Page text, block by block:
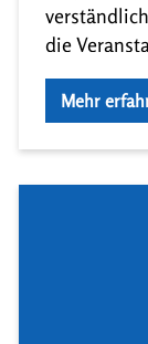
die
Mehr